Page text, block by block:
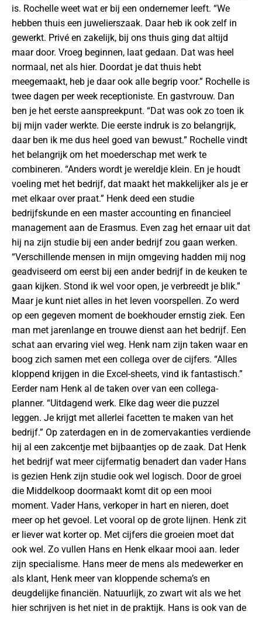
is. Rochelle weet wat er bij een ondernemer leeft. “We
hebben thuis een juwelierszaak. Daar heb ik ook zelf in
gewerkt. Privé en zakelijk, bij ons thuis ging dat altijd
maar door. Vroeg beginnen, laat gedaan. Dat was heel
normaal, net als hier. Doordat je dat thuis hebt
meegemaakt, heb je daar ook alle begrip voor.” Rochelle is
twee dagen per week receptioniste. En gastvrouw. Dan
ben je het eerste aanspreekpunt. “Dat was ook zo toen ik
bij mijn vader werkte. Die eerste indruk is zo belangrijk,
daar ben ik me dus heel goed van bewust.” Rochelle vindt
het belangrijk om het moederschap met werk te
combineren. “Anders wordt je wereldje klein. En je houdt
voeling met het bedrijf, dat maakt het makkelijker als je er
met elkaar over praat.” Henk deed een studie
bedrijfskunde en een master accounting en financieel
management aan de Erasmus. Even zag het ernaar uit dat
hij na zijn studie bij een ander bedrijf zou gaan werken.
“Verschillende mensen in mijn omgeving hadden mij nog
geadviseerd om eerst bij een ander bedrijf in de keuken te
gaan kijken. Stond ik wel voor open, je verbreedt je blik.”
Maar je kunt niet alles in het leven voorspellen. Zo werd
op een gegeven moment de boekhouder ernstig ziek. Een
man met jarenlange en trouwe dienst aan het bedrijf. Een
schat aan ervaring viel weg. Henk nam zijn taken waar en
boog zich samen met een collega over de cijfers. “Alles
kloppend krijgen in die Excel-sheets, vind ik fantastisch.”
Eerder nam Henk al de taken over van een collega-
planner. “Uitdagend werk. Elke dag weer die puzzel
leggen. Je krijgt met allerlei facetten te maken van het
bedrijf.” Op zaterdagen en in de zomervakanties verdiende
hij al een zakcentje met bijbaantjes op de zaak. Dat Henk
het bedrijf wat meer cijfermatig benadert dan vader Hans
is gezien Henk zijn studie ook wel logisch. Door de groei
die Middelkoop doormaakt komt dit op een mooi
moment. Vader Hans, verkoper in hart en nieren, doet
meer op het gevoel. Let vooral op de grote lijnen. Henk zit
er liever wat korter op. Met cijfers die groeien moet dat
ook wel. Zo vullen Hans en Henk elkaar mooi aan. Ieder
zijn specialisme. Hans meer de mens als medewerker en
als klant, Henk meer van kloppende schema’s en
deugdelijke financiën. Natuurlijk, zo zwart wit als we het
hier schrijven is het niet in de praktijk. Hans is ook van de